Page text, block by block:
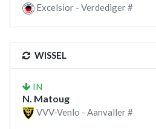
Excelsior - Verdediger #
WISSEL
IN
N. Matoug
VVV-Venlo - Aanvaller #